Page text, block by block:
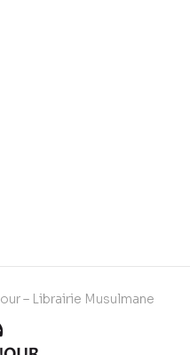
– Librairie Musulmane